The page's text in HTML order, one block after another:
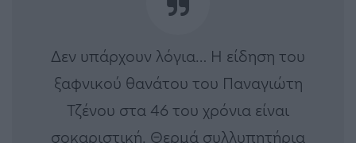
Δεν υπάρχουν λόγια… Η είδηση του
ξαφνικού θανάτου του Παναγιώτη
Τζένου στα 46 του χρόνια είναι
σοκαριστική. Θερμά συλλυπητήρια